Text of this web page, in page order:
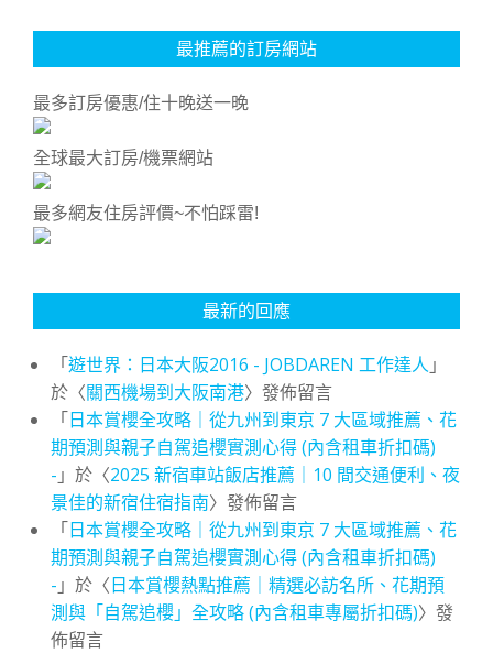
最推薦的訂房網站
最多訂房優惠/住十晚送一晚
全球最大訂房/機票網站
最多網友住房評價~不怕踩雷!
最新的回應
「遊世界：日本大阪2016 - JOBDAREN 工作達人 」
於〈關西機場到大阪南港〉發佈留言
「日本賞櫻全攻略｜從九州到東京 7 大區域推薦、花
期預測與親子自駕追櫻實測心得 (內含租車折扣碼)
- 」於〈2025 新宿車站飯店推薦｜10 間交通便利、夜
景佳的新宿住宿指南〉發佈留言
「日本賞櫻全攻略｜從九州到東京 7 大區域推薦、花
期預測與親子自駕追櫻實測心得 (內含租車折扣碼)
- 」於〈日本賞櫻熱點推薦｜精選必訪名所、花期預
測與「自駕追櫻」全攻略 (內含租車專屬折扣碼)〉發
佈留言